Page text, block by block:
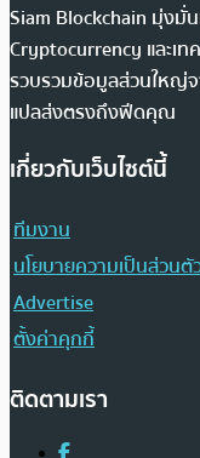
Siam Blockchain มุ่งมั่
Cryptocurrency และเท
รวบรวมข้อมูลส่วนใหญ่จ
แปลส่งตรงถึงฟีดคุณ
เกี่ยวกับเว็บไซต์นี้
ทีมงาน
นโยบายความเป็นส่วนตั
Advertise
ตั้งค่าคุกกี้
ติดตามเรา